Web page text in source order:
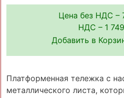
Цена без НДС –
НДС – 1
Добавить в
Платформенная тележка с
металлического листа,